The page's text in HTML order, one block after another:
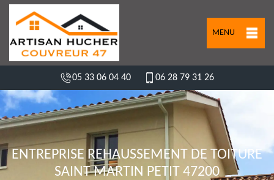
MENU
05 33 06 04 40 06 28 79 31 26
ENTREPRISE REHAUSSEMENT DE TOITURE
SAINT MARTIN PETIT 47200